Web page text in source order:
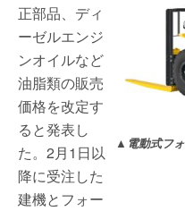
▲電動式フォ
正部品、ディ
ーゼルエンジ
ンオイルなど
油脂類の販売
価格を改定す
ると発表し
た。2月1日以
降に受注した
建機とフォー